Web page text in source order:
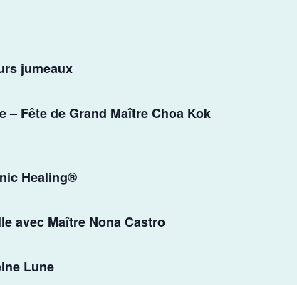
jumeaux
– Fête de Grand Maître Choa Kok
Healing®
avec Maître Nona Castro
Lune